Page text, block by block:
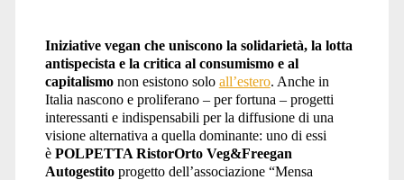
Iniziative vegan che uniscono la solidarietà, la lotta
antispecista e la critica al consumismo e al
capitalismonon esistono solo all’estero. Anche in
Italia nascono e proliferano – per fortuna – progetti
interessanti e indispensabili per la diffusione di una
visione alternativa a quella dominante: uno di essi
è POLPETTA RistorOrto Veg&Freegan
Autogestito progetto dell’associazione “Mensa